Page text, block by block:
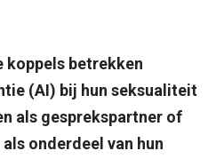
Mail
via link
koppels betrekken
(AI) bij hun seksualiteit
als gesprekspartner of
onderdeel van hun